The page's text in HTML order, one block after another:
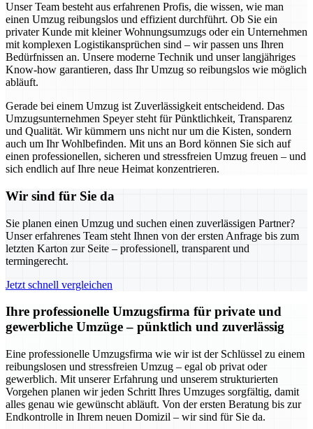
Unser Team besteht aus erfahrenen Profis, die wissen, wie man
einen Umzug reibungslos und effizient durchführt. Ob Sie ein
privater Kunde mit kleiner Wohnungsumzugs oder ein Unternehmen
mit komplexen Logistikansprüchen sind – wir passen uns Ihren
Bedürfnissen an. Unsere moderne Technik und unser langjähriges
Know-how garantieren, dass Ihr Umzug so reibungslos wie möglich
abläuft.
Gerade bei einem Umzug ist Zuverlässigkeit entscheidend. Das
Umzugsunternehmen Speyer steht für Pünktlichkeit, Transparenz
und Qualität. Wir kümmern uns nicht nur um die Kisten, sondern
auch um Ihr Wohlbefinden. Mit uns an Bord können Sie sich auf
einen professionellen, sicheren und stressfreien Umzug freuen – und
sich endlich auf Ihre neue Heimat konzentrieren.
Wir sind für Sie da
Sie planen einen Umzug und suchen einen zuverlässigen Partner?
Unser erfahrenes Team steht Ihnen von der ersten Anfrage bis zum
letzten Karton zur Seite – professionell, transparent und
termingerecht.
Jetzt schnell vergleichen
Ihre professionelle Umzugsfirma für private und
gewerbliche Umzüge – pünktlich und zuverlässig
Eine professionelle Umzugsfirma wie wir ist der Schlüssel zu einem
reibungslosen und stressfreien Umzug – egal ob privat oder
gewerblich. Mit unserer Erfahrung und unserem strukturierten
Vorgehen planen wir jeden Schritt Ihres Umzuges sorgfältig, damit
alles genau wie gewünscht abläuft. Von der ersten Beratung bis zur
Endkontrolle in Ihrem neuen Domizil – wir sind für Sie da.